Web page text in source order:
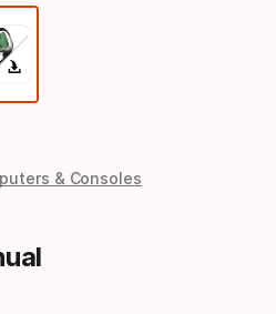
& Consoles